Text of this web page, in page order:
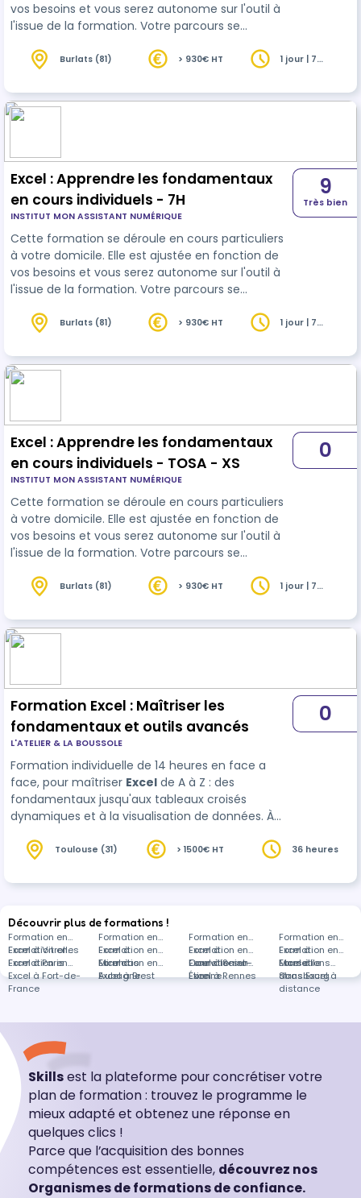
vos besoins et vous serez autonome sur l'outil à
l'issue de la formation. Votre parcours se
reconnue (ICDL).
Burlats (81) > 930€ HT
1 jour | 7
Excel : Apprendre les fondamentaux
en cours individuels - 7H
INSTITUT MON ASSISTANT NUMÉRIQUE
Cette formation se déroule en cours particuliers
à votre domicile. Elle est ajustée en fonction de
vos besoins et vous serez autonome sur l'outil à
l'issue de la formation. Votre parcours se
reconnue (TOSA).
9
Très bien
Burlats (81) > 930€ HT
1 jour | 7
Excel : Apprendre les fondamentaux
en cours individuels - TOSA - XS
INSTITUT MON ASSISTANT NUMÉRIQUE
Cette formation se déroule en cours particuliers
à votre domicile. Elle est ajustée en fonction de
vos besoins et vous serez autonome sur l'outil à
l'issue de la formation. Votre parcours se
reconnue (TOSA).
0
Burlats (81) > 930€ HT
1 jour | 7
Formation Excel : Maîtriser les
fondamentaux et outils avancés
L'ATELIER & LA BOUSSOLE
Formation individuelle de 14 heures en face a
face, pour maîtriser Excel de A à Z : des
fondamentaux jusqu'aux tableaux croisés
dynamiques et à la visualisation de données. À
certification RS7536 inscrite au répertoire
0
Toulouse (31) > 1500€ HT 36 heures
Découvrir plus de formations !
Formation en
Excel à Vitrolles
Formation en
Excel à
Miramas
Formation en
Excel à
Courville-sur-
Eure
Formation en
Excel à
Marseille
Formation en
Excel à Paris
Formation en
Excel à
Aubagne
Formation en
Excel à Saint-
Étienne
Formation en
Excel à
Strasbourg
Formation en
Excel à Fort-de-
France
Formation en
Excel à Brest
Formation en
Excel à Rennes
Formations
dans Excel à
distance
Skillsest la plateforme pour concrétiser votre
plan de formation : trouvez le programme le
mieux adapté et obtenez une réponse en
quelques clics !
Parce que l’acquisition des bonnes
compétences est essentielle, découvrez nos
Organismes de formations de confiance.